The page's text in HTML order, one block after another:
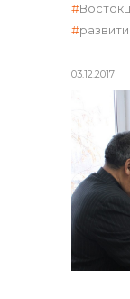
03.12.2017